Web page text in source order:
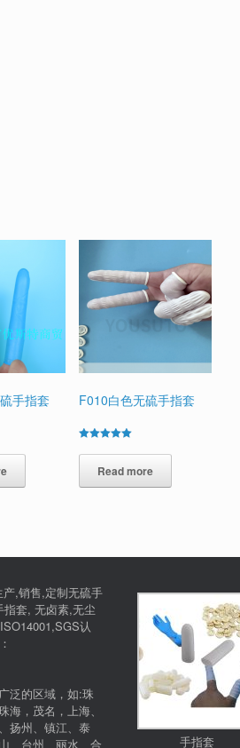
手指套 F010白色无硫手指套
5.00
out of 5Read more
,销售,定制无硫手
套, 无卤素,无尘
认
泛的区域，如:珠
，茂名，上海、
扬州、镇江、泰
、台州、丽水、合
手指套